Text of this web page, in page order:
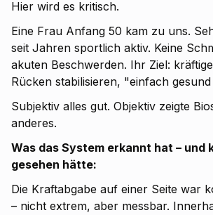
Hier wird es kritisch.
Eine Frau Anfang 50 kam zu uns.
seit Jahren sportlich aktiv. Keine
akuten Beschwerden. Ihr Ziel:
Rücken stabilisieren, "einfach
Subjektiv alles gut. Objektiv zeigte
anderes.
Was das System erkannt hat – und
gesehen hätte:
Die Kraftabgabe auf einer Seite war
– nicht extrem, aber messbar.